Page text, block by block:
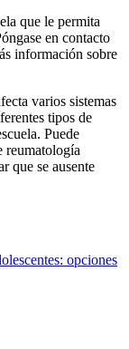
que le permita
en contacto
información sobre
varios sistemas
tipos de
Puede
reumatología
que se ausente
opciones